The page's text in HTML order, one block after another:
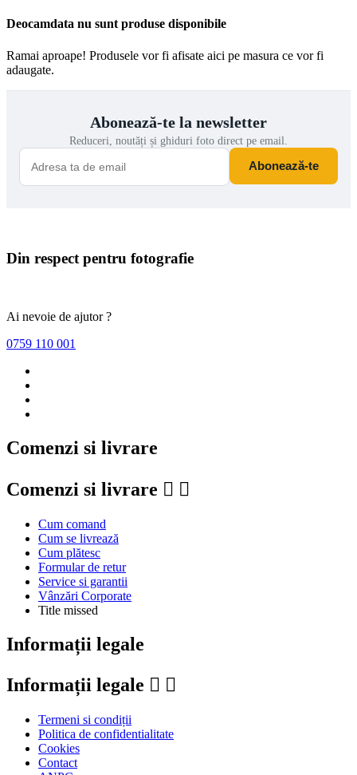
Deocamdata nu sunt produse disponibile
Ramai aproape! Produsele vor fi afisate aici pe masura ce vor fi
adaugate.
Abonează-te la newsletter
Reduceri, noutăți și ghiduri foto direct pe email.
Abonează-te
Din respect pentru fotografie
Ai nevoie de ajutor ?
0759 110 001
Comenzi si livrare
Comenzi si livrare  
Cum comand
Cum se livrează
Cum plătesc
Formular de retur
Service si garantii
Vânzări Corporate
Title missed
Informații legale
Informații legale  
Termeni si condiții
Politica de confidentialitate
Cookies
Contact